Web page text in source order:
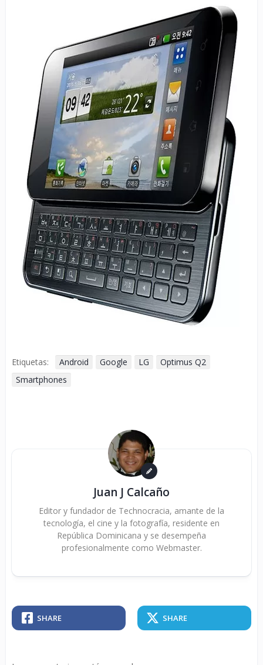
Etiquetas: Android Google LG
Optimus Q2
Smartphones
Juan J Calcaño
Editor y fundador de Technocracia, amante de la
tecnología, el cine y la fotografía, residente en
República Dominicana y se desempeña
profesionalmente como Webmaster.
SHARE SHARE